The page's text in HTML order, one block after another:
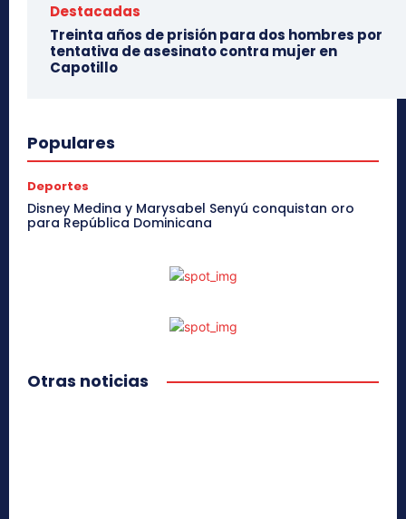
Destacadas
Treinta años de prisión para dos hombres por
tentativa de asesinato contra mujer en
Capotillo
Populares
Deportes
Disney Medina y Marysabel Senyú conquistan oro
para República Dominicana
Otras noticias